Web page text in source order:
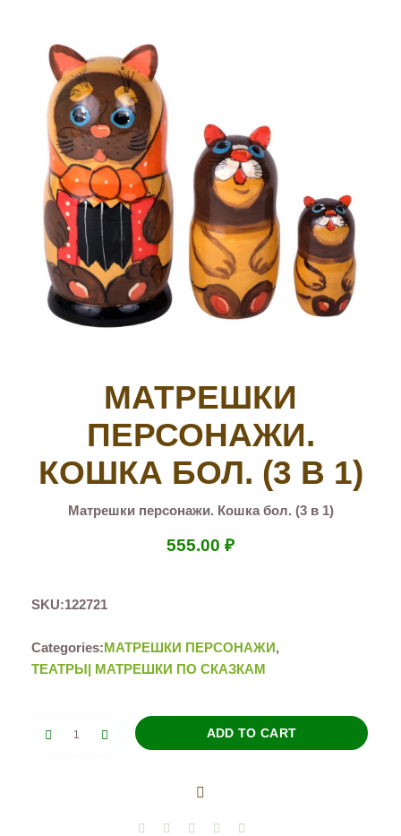
МАТРЕШКИ
ПЕРСОНАЖИ.
КОШКА БОЛ. (3 В 1)
Матрешки персонажи. Кошка бол. (3 в 1)
555.00 ₽
SKU:122721
Categories:МАТРЕШКИ ПЕРСОНАЖИ,
ТЕАТРЫ| МАТРЕШКИ ПО СКАЗКАМ
ADD TO CART